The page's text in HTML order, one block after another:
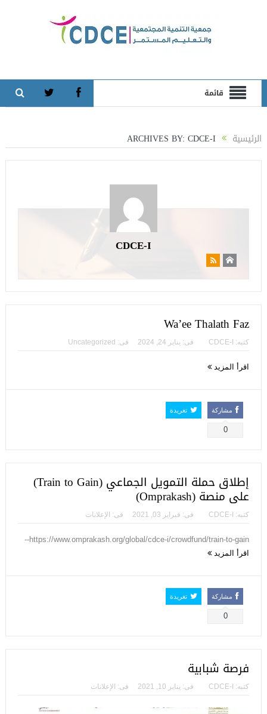
قائمة
الرئيسية
CDCE-I
Wa’ee Thalath Faz
كتبه: CDCE-I فى: يناير 24, 2024 فى: Uncategorized
اقرأ المزيد
مشاركة
0
تغريدة
إطلاق حملة التمويل الجماعي (Train to Gain)
على منصة (Omprakash)
كتبه: CDCE-I فى: فبراير 03, 2021 فى: الإعلانات
https://www.omprakash.org/global/cdce-i/crowdfund/train-to-gain--
اقرأ المزيد
مشاركة
0
تغريدة
فرصة شبابية
كتبه: CDCE-I فى: يناير 10, 2021 فى: الإعلانات